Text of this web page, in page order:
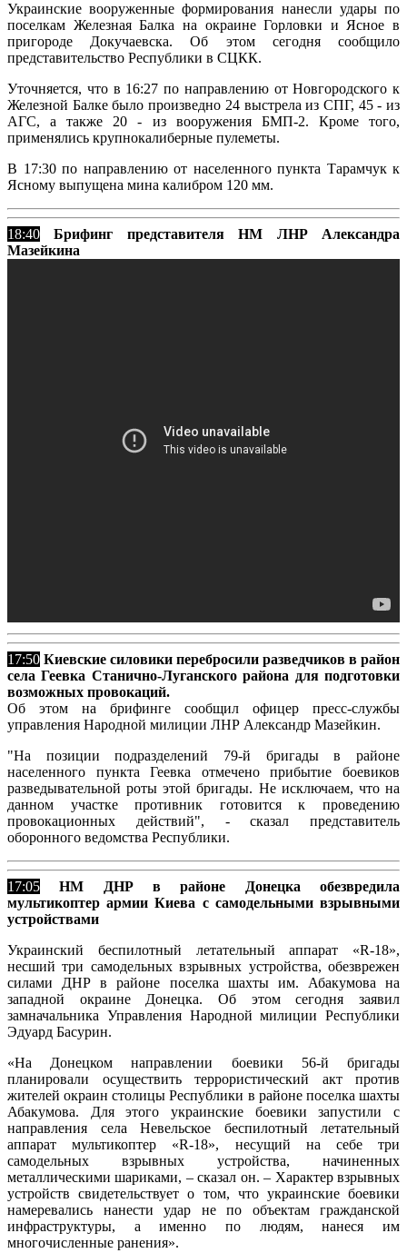
Украинские вооруженные формирования нанесли удары по
поселкам Железная Балка на окраине Горловки и Ясное в
пригороде Докучаевска. Об этом сегодня сообщило
представительство Республики в СЦКК.
Уточняется, что в 16:27 по направлению от Новгородского к
Железной Балке было произведно 24 выстрела из СПГ, 45 - из
АГС, а также 20 - из вооружения БМП-2. Кроме того,
применялись крупнокалиберные пулеметы.
В 17:30 по направлению от населенного пункта Тарамчук к
Ясному выпущена мина калибром 120 мм.
18:40
Брифинг представителя НМ ЛНР Александра
Мазейкина
17:50 Киевские силовики перебросили разведчиков в район
села Геевка Станично-Луганского района для подготовки
возможных провокаций.
Об этом на брифинге сообщил офицер пресс-службы
управления Народной милиции ЛНР Александр Мазейкин.
"На позиции подразделений 79-й бригады в районе
населенного пункта Геевка отмечено прибытие боевиков
разведывательной роты этой бригады. Не исключаем, что на
данном участке противник готовится к проведению
провокационных действий", - сказал представитель
оборонного ведомства Республики.
17:05
НМ ДНР в районе Донецка обезвредила
мультикоптер армии Киева с самодельными взрывными
устройствами
Украинский беспилотный летательный аппарат «R-18»,
несший три самодельных взрывных устройства, обезврежен
силами ДНР в районе поселка шахты им. Абакумова на
западной окраине Донецка. Об этом сегодня заявил
замначальника Управления Народной милиции Республики
Эдуард Басурин.
«На Донецком направлении боевики 56-й бригады
планировали осуществить террористический акт против
жителей окраин столицы Республики в районе поселка шахты
Абакумова. Для этого украинские боевики запустили с
направления села Невельское беспилотный летательный
аппарат мультикоптер «R-18», несущий на себе три
самодельных взрывных устройства, начиненных
металлическими шариками, – сказал он. – Характер взрывных
устройств свидетельствует о том, что украинские боевики
намеревались нанести удар не по объектам гражданской
инфраструктуры, а именно по людям, нанеся им
многочисленные ранения».